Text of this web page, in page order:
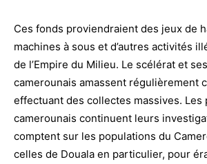
Ces fonds proviendraient des jeux de
machines à sous et d’autres activités
de l’Empire du Milieu. Le scélérat et
camerounais amassent régulièrement
effectuant des collectes massives. Les
camerounais continuent leurs
comptent sur les populations du
celles de Douala en particulier, pour